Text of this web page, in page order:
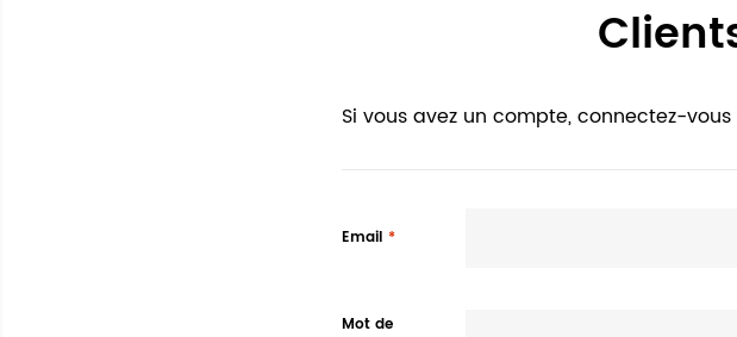
Si vous avez un compte, connectez-
Email
Mot de